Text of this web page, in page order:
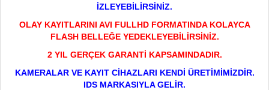
İZLEYEBİLİRSİNİZ.
OLAY KAYITLARINI AVI FULLHD FORMATINDA KOLAYCA
FLASH BELLEĞE YEDEKLEYEBİLİRSİNİZ.
2 YIL GERÇEK GARANTİ KAPSAMINDADIR.
KAMERALAR VE KAYIT CİHAZLARI KENDİ ÜRETİMİMİZDİR.
IDS MARKASIYLA GELİR.